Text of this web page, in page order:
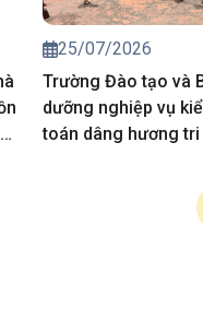
25/07/2026
Trường Đào tạo và
dưỡng nghiệp vụ
toán dâng hương tri